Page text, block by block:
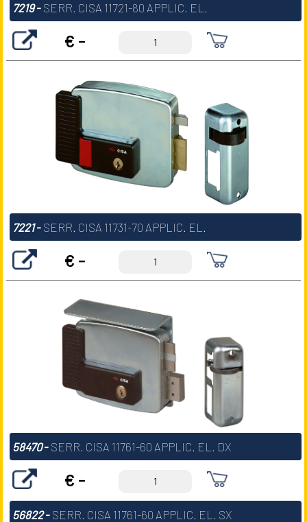
7219- SERR. CISA 11721-80 APPLIC. EL.
€ -
7221- SERR. CISA 11731-70 APPLIC. EL.
€ -
58470- SERR. CISA 11761-60 APPLIC. EL. DX
€ -
56822- SERR. CISA 11761-60 APPLIC. EL. SX